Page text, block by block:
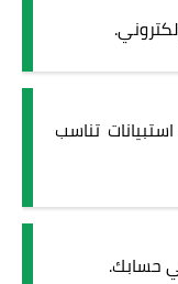
تناسب
حسابك.